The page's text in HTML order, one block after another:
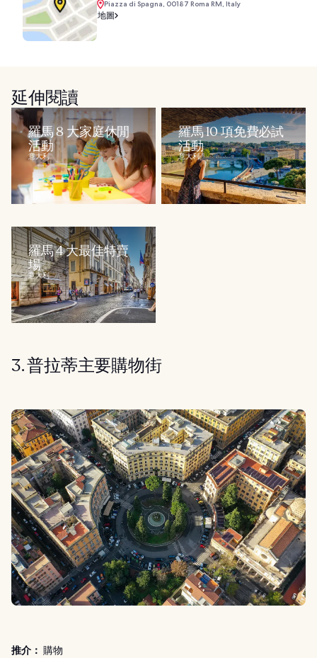
Piazza di Spagna, 00187 Roma RM, Italy
地圖
延伸閱讀
羅馬 8 大家庭休閒
活動
意大利
羅馬 10 項免費必試
活動
意大利
羅馬 4 大最佳特賣
場
意大利
3. 普拉蒂主要購物街
推介： 購物